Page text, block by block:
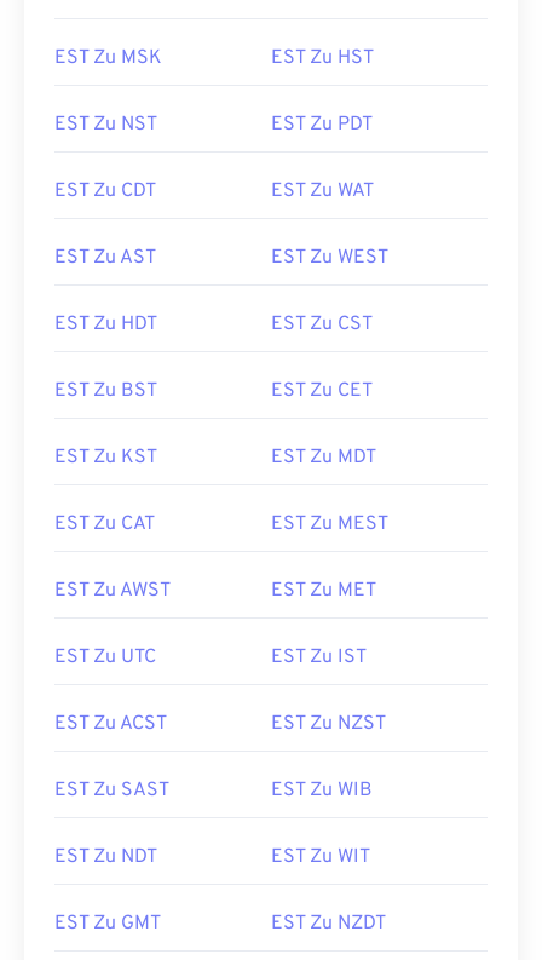
EST Zu MSK EST Zu HST
EST Zu NST EST Zu PDT
EST Zu CDT EST Zu WAT
EST Zu AST EST Zu WEST
EST Zu HDT EST Zu CST
EST Zu BST EST Zu CET
EST Zu KST EST Zu MDT
EST Zu CAT EST Zu MEST
EST Zu AWST EST Zu MET
EST Zu UTC EST Zu IST
EST Zu ACST EST Zu NZST
EST Zu SAST EST Zu WIB
EST Zu NDT EST Zu WIT
EST Zu GMT EST Zu NZDT